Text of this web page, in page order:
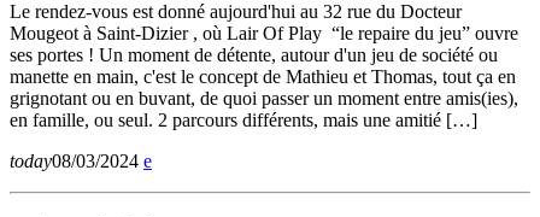
Le rendez-vous est donné aujourd'hui au 32 rue du Docteur
Mougeot à Saint-Dizier , où Lair Of Play “le repaire du jeu” ouvre
ses portes ! Un moment de détente, autour d'un jeu de société ou
manette en main, c'est le concept de Mathieu et Thomas, tout ça en
grignotant ou en buvant, de quoi passer un moment entre amis(ies),
en famille, ou seul. 2 parcours différents, mais une amitié […]
today08/03/2024